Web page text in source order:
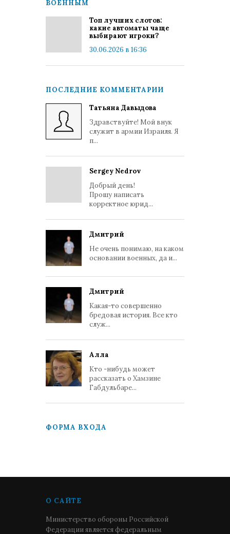
ВОЕННЫМ
Топ лучших слотов:
какие автоматы чаще
выбирают игроки?
30.06.2026 в 16:36
ПОСЛЕДНИЕ КОММЕНТАРИИ
Татьяна Давыдова
Здравствуйте! Мой внук
служит в армии Израиля. Я
п...
Sergey Nedrov
Добрый день!
Прошу написать
корректное юрид...
Дмитрий
Не очень понимаю, на каком
основании военных, да и...
Дмитрий
Какая-то совершенно
бредовая история. Все кто
служ...
Алла
Кто -нибудь может
рассказать о Хамзине
Габдульбаре...
ФОРМА ВХОДА
О САЙТЕ
Министерство обороны Российской
Федерации является федеральным